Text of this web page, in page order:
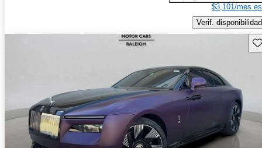
$3,101/mes
Verif. disponibilidad